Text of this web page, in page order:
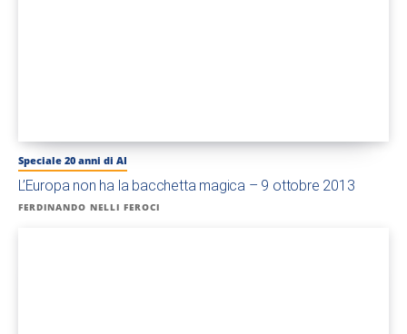
Speciale 20 anni di AI
L’Europa non ha la bacchetta magica – 9 ottobre 2013
FERDINANDO NELLI FEROCI